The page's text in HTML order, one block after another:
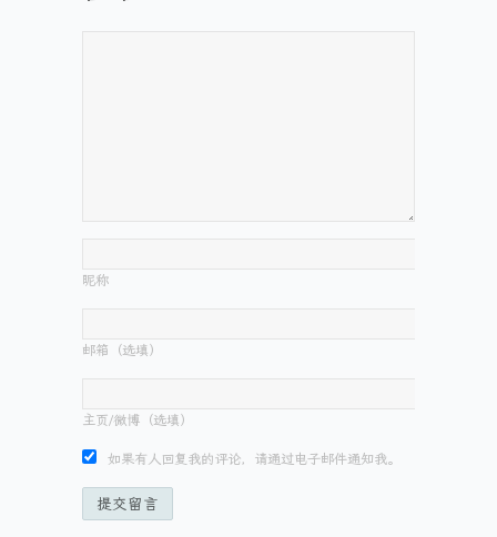
昵称
邮箱（选填）
主页/微博（选填）
如果有人回复我的评论，请通过电子邮件通知我。